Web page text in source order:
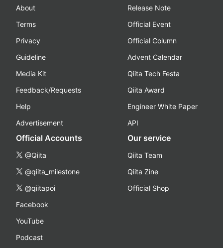
About
Terms
Privacy
Guideline
Media Kit
Feedback/Requests
Help
Advertisement
Release Note
Official Event
Official Column
Advent Calendar
Qiita Tech Festa
Qiita Award
Engineer White Paper
API
Official Accounts
@Qiita
@qiita_milestone
@qiitapoi
Facebook
YouTube
Podcast
Our service
Qiita Team
Qiita Zine
Official Shop